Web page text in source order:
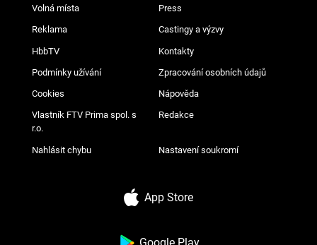
Volná místa Press
Reklama Castingy a výzvy
HbbTV Kontakty
Podmínky užívání Zpracování osobních údajů
Cookies Nápověda
Vlastník FTV Prima spol. s
r.o.
Redakce
Nahlásit chybu Nastavení soukromí
App Store